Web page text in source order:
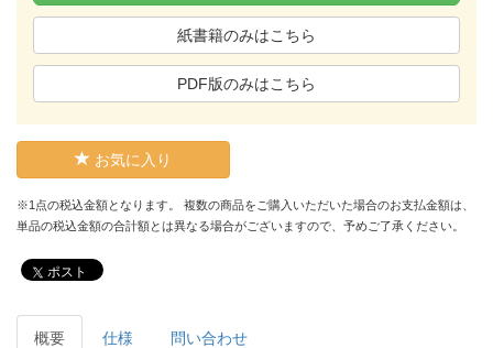
紙書籍のみはこちら
PDF版のみはこちら
お気に入り
※1点の税込金額となります。 複数の商品をご購入いただいた場合のお支払金額は、
単品の税込金額の合計額とは異なる場合がございますので、予めご了承ください。
ポスト
概要 仕様 問い合わせ